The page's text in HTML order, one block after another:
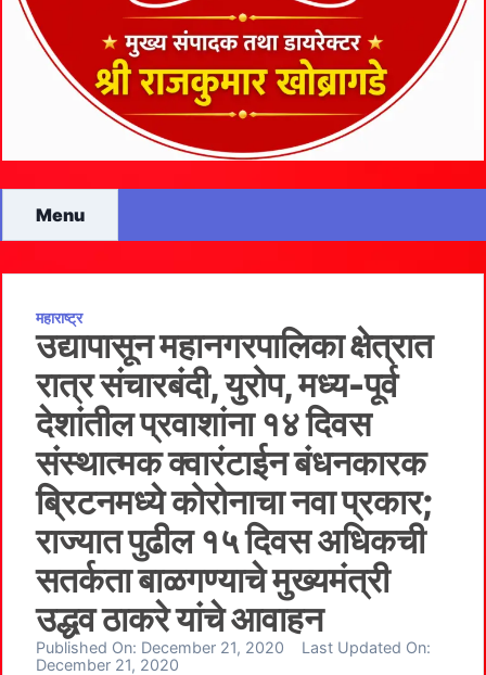
Menu
महाराष्ट्र
उद्यापासून महानगरपालिका क्षेत्रात
रात्र संचारबंदी, युरोप, मध्य-पूर्व
देशांतील प्रवाशांना १४ दिवस
संस्थात्मक क्वारंटाईन बंधनकारक
ब्रिटनमध्ये कोरोनाचा नवा प्रकार;
राज्यात पुढील १५ दिवस अधिकची
सतर्कता बाळगण्याचे मुख्यमंत्री
उद्धव ठाकरे यांचे आवाहन
Published On: December 21, 2020
Last Updated On:
December 21, 2020